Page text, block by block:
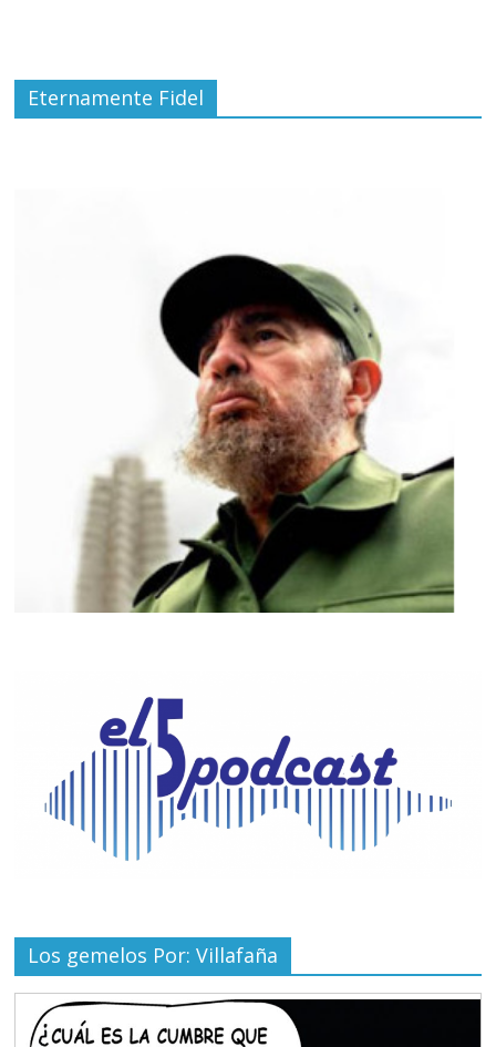
Eternamente Fidel
Los gemelos Por: Villafaña